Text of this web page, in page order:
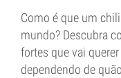
Como é que um
mundo? Descubra
fortes que vai
dependendo de